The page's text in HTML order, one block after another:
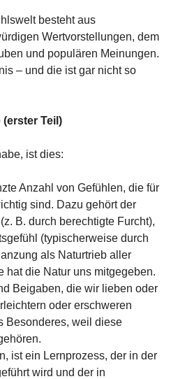
besteht aus
Wertvorstellungen, dem
und populären Meinungen.
– und die ist gar nicht so
(erster Teil)
ist dies:
Anzahl von Gefühlen, die für
sind. Dazu gehört der
B. durch berechtigte Furcht),
(typischerweise durch
als Naturtrieb aller
hat die Natur uns mitgegeben.
Beigaben, die wir lieben oder
oder erschweren
Besonderes, weil diese
ist ein Lernprozess, der in der
wird und der in